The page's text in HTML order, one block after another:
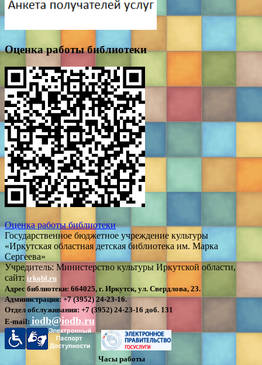
Оценка работы библиотеки
Оценка работы библиотеки
Государственное бюджетное учреждение культуры
«Иркутская областная детская библиотека им. Марка
Сергеева»
Учредитель: Министерство культуры Иркутской области,
сайт: irkobl.ru
Адрес библиотеки: 664025, г. Иркутск, ул. Свердлова, 23.
Администрация:+7 (3952) 24-23-16.
Отдел обслуживания: +7 (3952) 24-23-16 доб. 131
E-mail: iodb@iodb.ru
Часы работы